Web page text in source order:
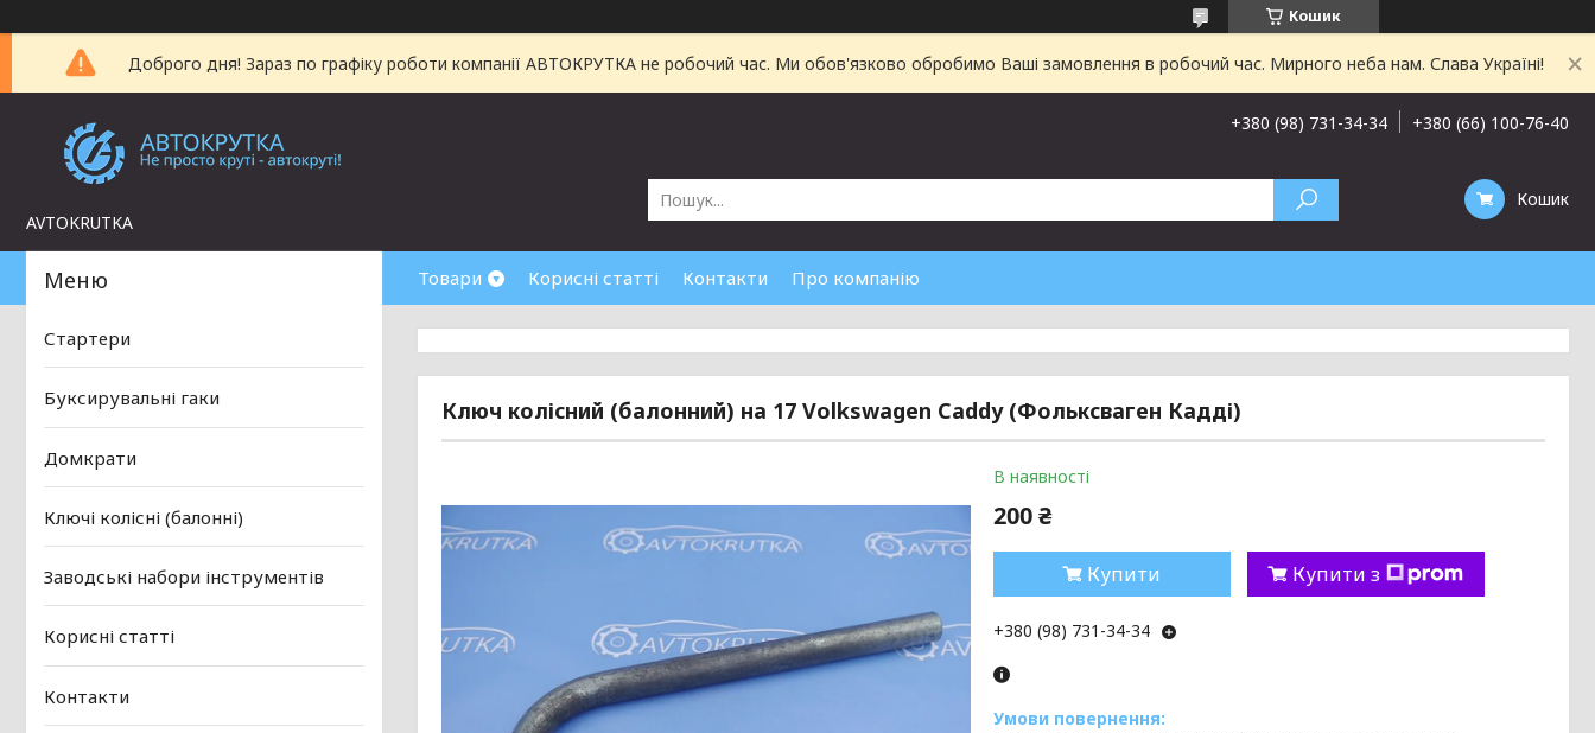
Кошик
Доброго дня! Зараз по графіку роботи компанії АВТОКРУТКА не робочий час. Ми обов'язково обробимо Ваші замовлення в робочий час. Мирного неба нам. Слава Україні!
AVTOKRUTKA
+380 (98) 731-34-34 +380 (66) 100-76-40
Кошик
Товари Корисні статті Контакти Про компанію
Ключ колісний (балонний) на 17 Volkswagen Caddy (Фольксваген Кадді)
В наявності
200 ₴
Купити Купити з
+380 (98) 731-34-34
Стартери
Буксирувальні гаки
Домкрати
Ключі колісні (балонні)
Заводські набори інструментів
Корисні статті
Контакти